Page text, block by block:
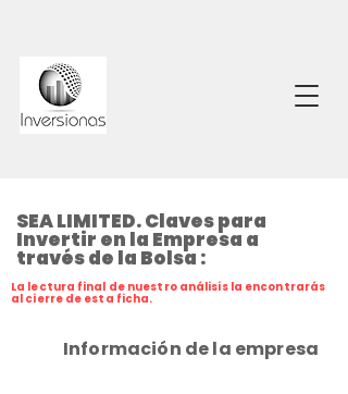
SEA LIMITED. Claves para
Invertir en la Empresa a
través de la Bolsa :
La lectura final de nuestro análisis la encontrarás
al cierre de esta ficha.
Información de la empresa